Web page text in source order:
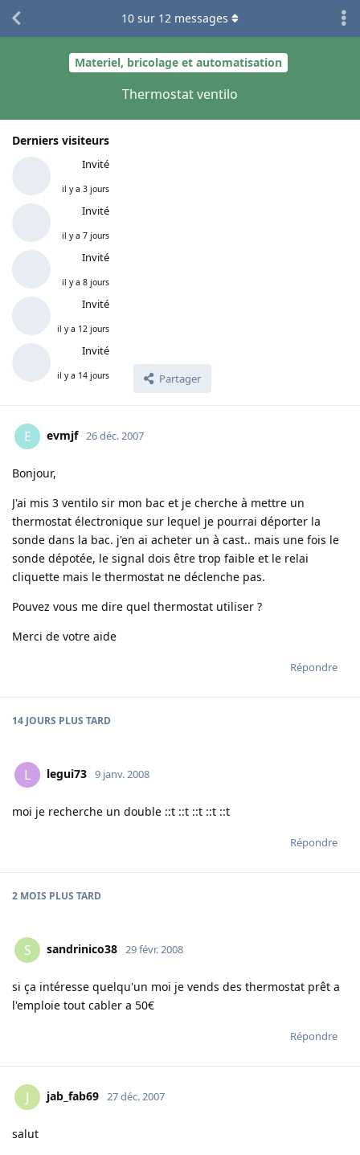
Materiel, bricolage et automatisation
Thermostat ventilo
Derniers visiteurs
Invité
il y a 3 jours
Invité
il y a 7 jours
Invité
il y a 8 jours
Invité
il y a 12 jours
Invité
il y a 14 jours Partager
10 sur 12 messages
E evmjf 26 déc. 2007
Bonjour,
J'ai mis 3 ventilo sir mon bac et je cherche à mettre un
thermostat électronique sur lequel je pourrai déporter la
sonde dans la bac. j'en ai acheter un à cast.. mais une fois le
sonde dépotée, le signal dois être trop faible et le relai
cliquette mais le thermostat ne déclenche pas.
Pouvez vous me dire quel thermostat utiliser ?
Merci de votre aide
Répondre
14 JOURS PLUS TARD
L legui73 9 janv. 2008
moi je recherche un double ::t ::t ::t ::t ::t
Répondre
2 MOIS PLUS TARD
S sandrinico38 29 févr. 2008
si ça intéresse quelqu'un moi je vends des thermostat prêt a
l'emploie tout cabler a 50€
Répondre
J jab_fab69 27 déc. 2007
salut